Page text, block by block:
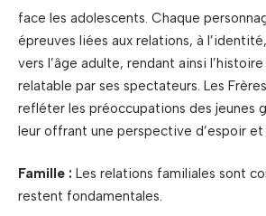
face les adolescents. Chaque
épreuves liées aux relations, à
vers l’âge adulte, rendant ainsi l’histoire
relatable par ses spectateurs. Les
refléter les préoccupations des jeunes
leur offrant une perspective d’espoir
Famille : Les relations familiales sont
restent fondamentales.